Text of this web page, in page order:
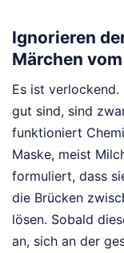
Ignorieren
Märchen
Es ist
gut sind, sind
funktioniert
Maske, meist
formuliert, dass
die Brücken
lösen. Sobald
an, sich an der